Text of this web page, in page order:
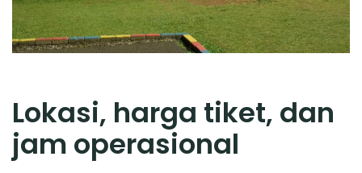
Lokasi, harga tiket, dan
jam operasional